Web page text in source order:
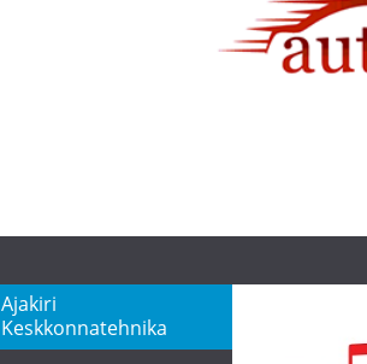
Ajakiri
Keskkonnatehnika